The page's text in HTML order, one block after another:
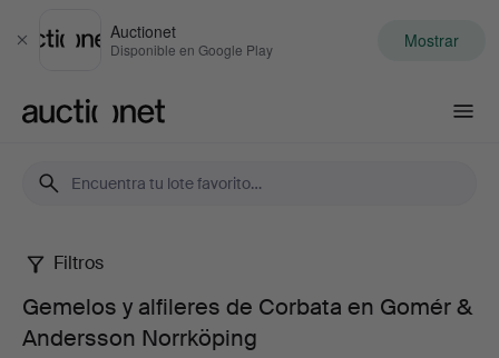
Cerrar
Auctionet
Disponible en Google Play Mostrar
Gemelos
Filtros
Gemelos y alfileres de Corbata en Gomér &
Andersson Norrköping